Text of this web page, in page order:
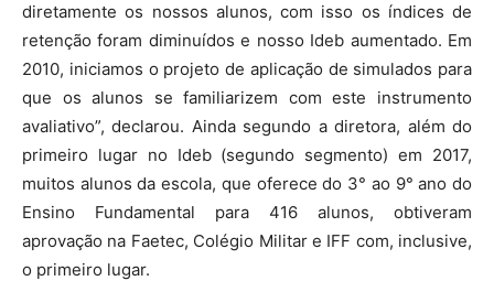
diretamente os nossos alunos, com isso os índices de
retenção foram diminuídos e nosso Ideb aumentado. Em
2010, iniciamos o projeto de aplicação de simulados para
que os alunos se familiarizem com este instrumento
avaliativo”, declarou. Ainda segundo a diretora, além do
primeiro lugar no Ideb (segundo segmento) em 2017,
muitos alunos da escola, que oferece do 3° ao 9° ano do
Ensino Fundamental para 416 alunos, obtiveram
aprovação na Faetec, Colégio Militar e IFF com, inclusive,
o primeiro lugar.